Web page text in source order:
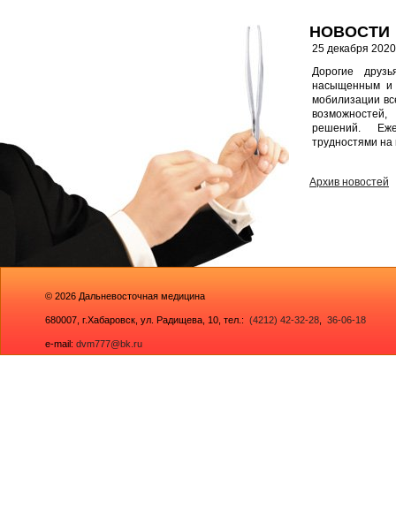
НОВОСТИ
25 декабря 2020
Дорогие
насыщенным и
мобилизации
решений.
трудностями на
Архив новостей
© 2026 Дальневосточная медицина
680007, г.Хабаровск, ул. Радищева, 10 , тел.: (4212) 42-32-28 36-06-18
e-mail: dvm777@bk.ru